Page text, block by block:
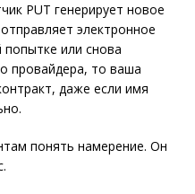
PUT генерирует новое
электронное
или снова
провайдера, то ваша
даже если имя
понять намерение. Он